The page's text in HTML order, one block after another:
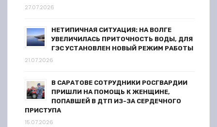
27.07.2026
НЕТИПИЧНАЯ СИТУАЦИЯ: НА ВОЛГЕ
УВЕЛИЧИЛАСЬ ПРИТОЧНОСТЬ ВОДЫ, ДЛЯ
ГЭС УСТАНОВЛЕН НОВЫЙ РЕЖИМ РАБОТЫ
21.07.2026
В САРАТОВЕ СОТРУДНИКИ РОСГВАРДИИ
ПРИШЛИ НА ПОМОЩЬ К ЖЕНЩИНЕ,
ПОПАВШЕЙ В ДТП ИЗ-ЗА СЕРДЕЧНОГО
ПРИСТУПА
15.07.2026